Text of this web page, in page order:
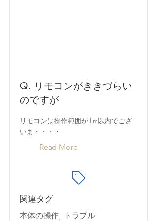
Q. リモコンがききづらい
のですが
リモコンは操作範囲が1m以内でござ
いま・・・・
Read More
関連タグ
本体の操作, トラブル